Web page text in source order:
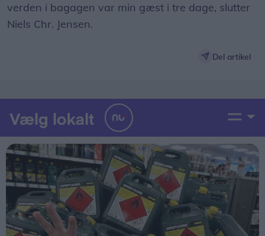
verden i bagagen var min gæst i tre dage, slutter
Niels Chr. Jensen.
Del artikel